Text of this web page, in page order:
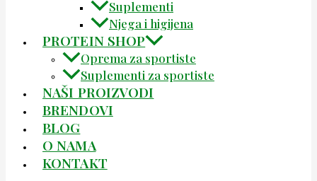
Suplementi
Njega i higijena
PROTEIN SHOP
Oprema za sportiste
Suplementi za sportiste
NAŠI PROIZVODI
BRENDOVI
BLOG
O NAMA
KONTAKT